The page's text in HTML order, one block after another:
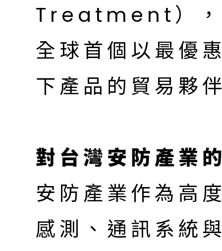
Treatment），
全球首個以最優
下產品的貿易夥
對台灣安防產業
安防產業作為高
感測、通訊系統